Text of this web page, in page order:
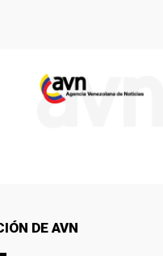
DE AVN